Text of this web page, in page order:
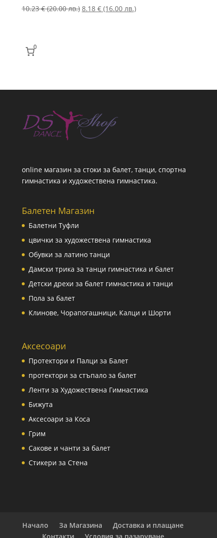
10.23€ (20.00 лв.) Original
8.18 € (16.00 лв.)Текущата
0
online магазин за стоки за балет, танци, спортна
гимнастика и художествена гимнастика.
Балетен Магазин
Балетни Туфли
цвички за художествена гимнастика
Обувки за латино танци
Дамски трика за танци гимнастика и балет
Детски дрехи за балет гимнастика и танци
Пола за балет
Клинове, Чорапогашници, Калци и Шорти
Аксесоари
Протектори и Палци за Балет
протектори за стъпало за балет
Ленти за Художествена Гимнастика
Бижута
Аксесоари за Коса
Грим
Сакове и чанти за балет
Стикери за Стена
Начало За Магазина
Доставка и плащане